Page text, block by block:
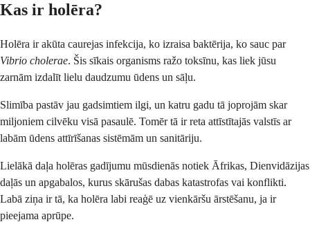
Kas ir holēra?
Holēra ir akūta caurejas infekcija, ko izraisa baktērija, ko sauc par
Vibrio cholerae. Šis sīkais organisms ražo toksīnu, kas liek jūsu
zarnām izdalīt lielu daudzumu ūdens un sāļu.
Slimība pastāv jau gadsimtiem ilgi, un katru gadu tā joprojām skar
miljoniem cilvēku visā pasaulē. Tomēr tā ir reta attīstītajās valstīs ar
labām ūdens attīrīšanas sistēmām un sanitāriju.
Lielākā daļa holēras gadījumu mūsdienās notiek Āfrikas, Dienvidāzijas
daļās un apgabalos, kurus skārušas dabas katastrofas vai konflikti.
Labā ziņa ir tā, ka holēra labi reaģē uz vienkāršu ārstēšanu, ja ir
pieejama aprūpe.